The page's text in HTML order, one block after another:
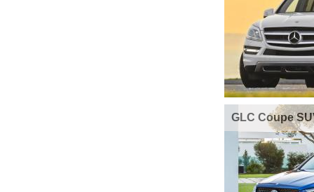
GLC Coupe